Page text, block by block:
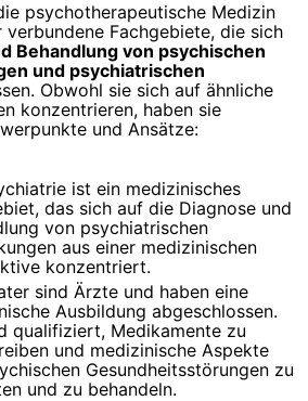
psychotherapeutische Medizin
Fachgebiete, die sich
Behandlung von psychischen
und psychiatrischen
Obwohl sie sich auf ähnliche
konzentrieren, haben sie
und Ansätze:
ist ein medizinisches
das sich auf die Diagnose und
von psychiatrischen
aus einer medizinischen
konzentriert.
sind Ärzte und haben eine
Ausbildung abgeschlossen.
qualifiziert, Medikamente zu
und medizinische Aspekte
Gesundheitsstörungen zu
und zu behandeln.